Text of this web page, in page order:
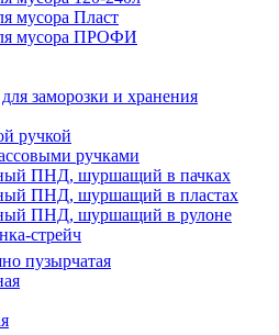
мусора Пласт
мусора ПРОФИ
заморозки и хранения
ручкой
ручками
ПНД, шуршащий в пачках
ПНД, шуршащий в пластах
ПНД, шуршащий в рулоне
стрейч
пузырчатая